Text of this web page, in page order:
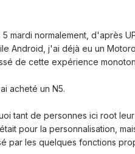
mardi normalement, d'après
Android, j'ai déjà eu un
de cette expérience
acheté un N5.
tant de personnes ici root
pour la personnalisation,
par les quelques fonctions